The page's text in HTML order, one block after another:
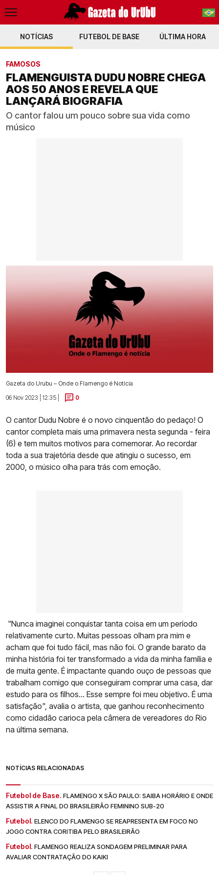
PT-BR
NOTÍCIAS FUTEBOL DE BASE ÚLTIMA HORA
FAMOSOS
FLAMENGUISTA DUDU NOBRE CHEGA
AOS 50 ANOS E REVELA QUE
LANÇARÁ BIOGRAFIA
O cantor falou um pouco sobre sua vida como
músico
Gazeta do Urubu – Onde o Flamengo é Notícia
06 Nov 2023 | 12:35 |
0
O cantor Dudu Nobre é o novo cinquentão do pedaço! O
cantor completa mais uma primavera nesta segunda - feira
(6) e tem muitos motivos para comemorar. Ao recordar
toda a sua trajetória desde que atingiu o sucesso, em
2000, o músico olha para trás com emoção.
"Nunca imaginei conquistar tanta coisa em um período
relativamente curto. Muitas pessoas olham pra mim e
acham que foi tudo fácil, mas não foi. O grande barato da
minha história foi ter transformado a vida da minha família e
de muita gente. É impactante quando ouço de pessoas que
trabalham comigo que conseguiram comprar uma casa, dar
estudo para os filhos... Esse sempre foi meu objetivo. É uma
satisfação", avalia o artista, que ganhou reconhecimento
como cidadão carioca pela câmera de vereadores do Rio
na última semana.
NOTÍCIAS RELACIONADAS
Futebol de Base. FLAMENGO X SÃO PAULO: SAIBA HORÁRIO E ONDE
ASSISTIR A FINAL DO BRASILEIRÃO FEMININO SUB-20
Futebol. ELENCO DO FLAMENGO SE REAPRESENTA EM FOCO NO
JOGO CONTRA CORITIBA PELO BRASILEIRÃO
Futebol. FLAMENGO REALIZA SONDAGEM PRELIMINAR PARA
AVALIAR CONTRATAÇÃO DO KAIKI